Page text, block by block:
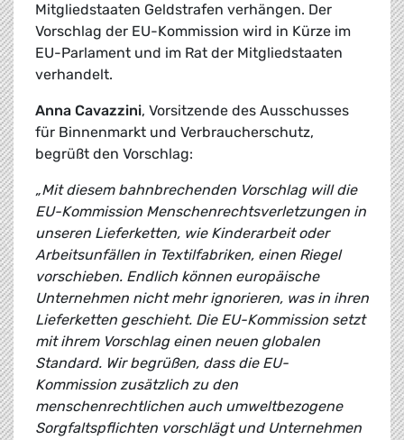
Mitgliedstaaten Geldstrafen verhängen. Der
Vorschlag der EU-Kommission wird in Kürze im
EU-Parlament und im Rat der Mitgliedstaaten
verhandelt.
Anna Cavazzini, Vorsitzende des Ausschusses
für Binnenmarkt und Verbraucherschutz,
begrüßt den Vorschlag:
„Mit diesem bahnbrechenden Vorschlag will die
EU-Kommission Menschenrechtsverletzungen in
unseren Lieferketten, wie Kinderarbeit oder
Arbeitsunfällen in Textilfabriken, einen Riegel
vorschieben. Endlich können europäische
Unternehmen nicht mehr ignorieren, was in ihren
Lieferketten geschieht. Die EU-Kommission setzt
mit ihrem Vorschlag einen neuen globalen
Standard. Wir begrüßen, dass die EU-
Kommission zusätzlich zu den
menschenrechtlichen auch umweltbezogene
Sorgfaltspflichten vorschlägt und Unternehmen